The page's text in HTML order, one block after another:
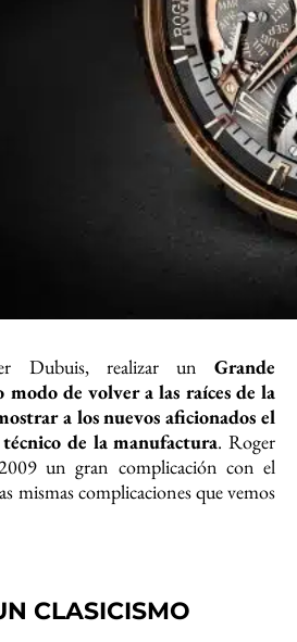
Dubuis, realizar un Grande
de volver a las raíces de la
a los nuevos aficionados el
de la manufactura. Roger
un gran complicación con el
mismas complicaciones que vemos
CLASICISMO